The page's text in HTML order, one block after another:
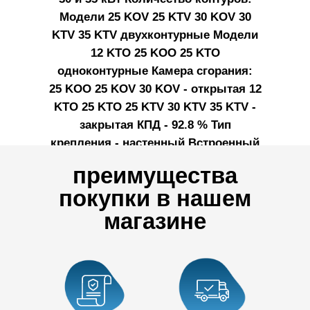
Модели 25 KOV 25 KTV 30 KOV 30
KTV 35 KTV двухконтурные Модели
12 KTO 25 KOO 25 KTO
одноконтурные Камера сгорания:
25 KOO 25 KOV 30 KOV - открытая 12
KTO 25 KTO 25 KTV 30 KTV 35 KTV -
закрытая КПД - 92.8 % Тип
крепления - настенный Встроенный
расширительный бак Подключение
к однофазной сети 220 В Комфорт:
Информативный
жидкокристаллический дисплей,
экономичный расход газа,
возможность подключения
современных терморегуляторов,
преимущества
покупки в нашем
магазине